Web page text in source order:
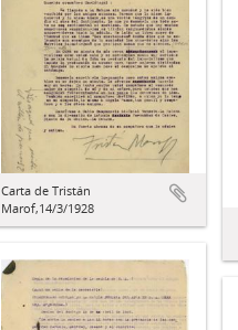
Carta de Tristán
Marof,14/3/1928